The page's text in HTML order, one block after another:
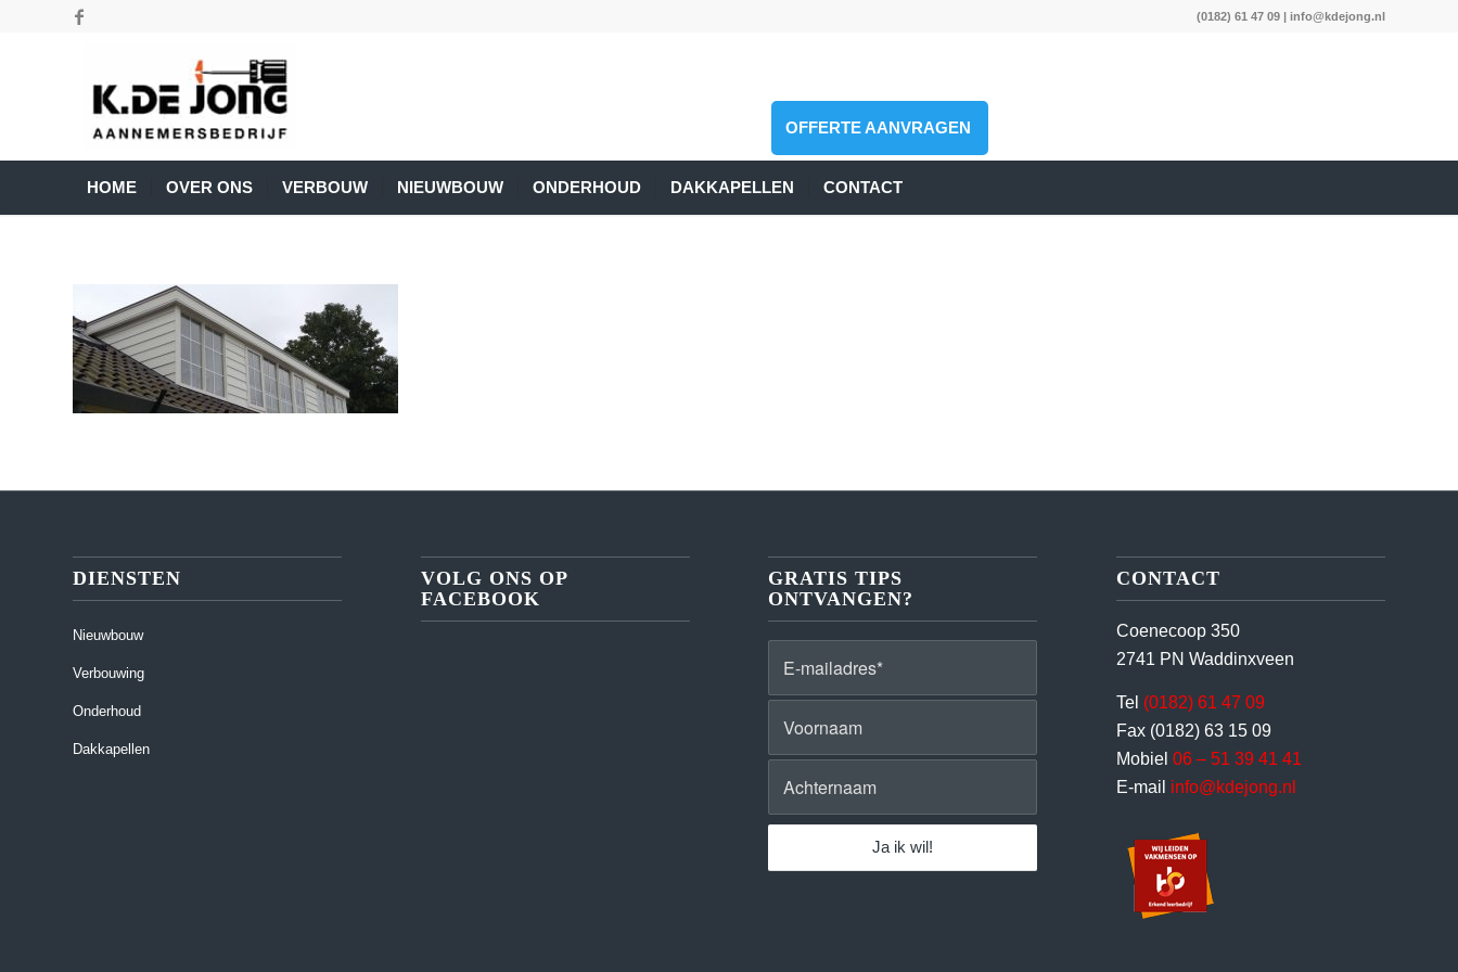
(0182) 61 47 09 | info@kdejong.nl
HOME OVER ONS VERBOUW NIEUWBOUW ONDERHOUD DAKKAPELLEN CONTACT
OFFERTE AANVRAGEN
DIENSTEN
Nieuwbouw
Verbouwing
Onderhoud
Dakkapellen
VOLG ONS OP
FACEBOOK
GRATIS TIPS
ONTVANGEN?
CONTACT
Coenecoop 350
2741 PN Waddinxveen
Tel (0182) 61 47 09
Fax (0182) 63 15 09
Mobiel 06 – 51 39 41 41
E-mail info@kdejong.nl